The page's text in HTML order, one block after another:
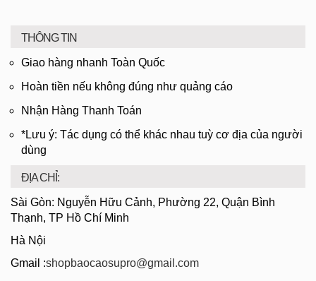
THÔNG TIN
Giao hàng nhanh Toàn Quốc
Hoàn tiền nếu không đúng như quảng cáo
Nhận Hàng Thanh Toán
*Lưu ý: Tác dụng có thể khác nhau tuỳ cơ địa của người
dùng
ĐỊA CHỈ:
Sài Gòn: Nguyễn Hữu Cảnh, Phường 22, Quận Bình
Thạnh, TP Hồ Chí Minh
Hà Nội
Gmail :shopbaocaosupro@gmail.com